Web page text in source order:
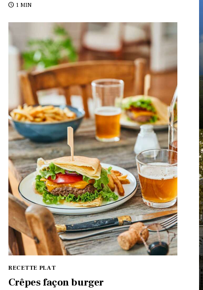
1 MIN
RECETTE PLAT
Crêpes façon burger